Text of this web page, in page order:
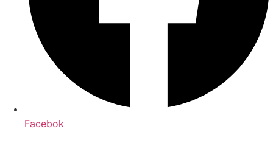
Facebok